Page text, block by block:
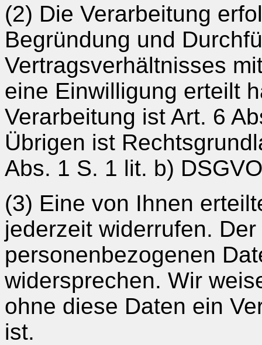
(2) Die Verarbeitung
Begründung und
Vertragsverhältnisses
eine Einwilligung erteilt
Verarbeitung ist Art. 6
Übrigen ist
Abs. 1 S. 1 lit. b)
(3) Eine von Ihnen
jederzeit widerrufen.
personenbezogenen
widersprechen. Wir
ohne diese Daten ein
ist.